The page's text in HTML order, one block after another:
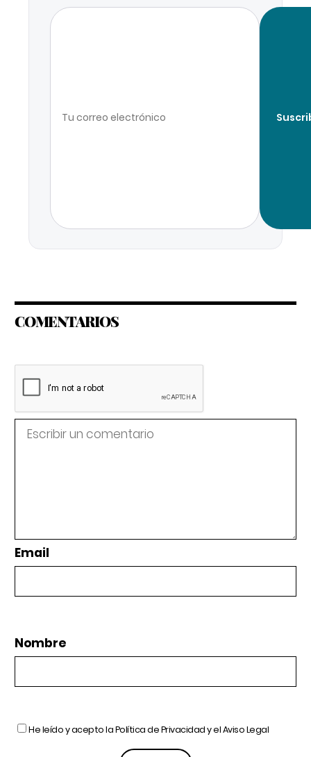
COMENTARIOS
Email
Nombre
He leído y acepto laPolítica de Privacidady elAviso Legal